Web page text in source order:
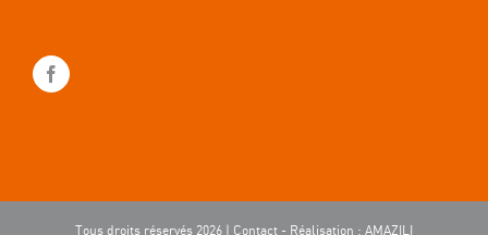
Tous droits réservés 2026 | Contact - Réalisation : AMAZILI